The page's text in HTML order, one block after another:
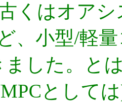
くはオア
、小型/軽
ました。と
として